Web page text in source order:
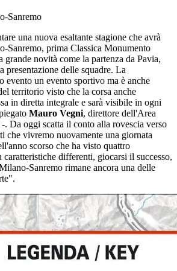
Sanremo
una nuova esaltante stagione che avrà
Sanremo, prima Classica Monumento
novità come la partenza da Pavia,
presentazione delle squadre. La
evento un evento sportivo ma è anche
territorio visto che la corsa anche
in diretta integrale e sarà visibile in ogni
Mauro Vegni, direttore dell'Area
Da oggi scatta il conto alla rovescia verso
che vivremo nuovamente una giornata
scorso che ha visto quattro
differenti, giocarsi il successo,
Sanremo rimane ancora una delle